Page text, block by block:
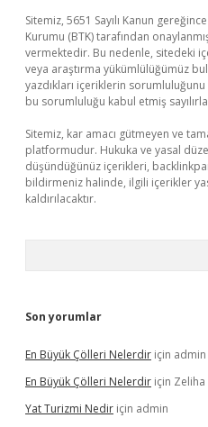
Sitemiz, 5651 Sayılı Kanun
Kurumu (BTK) tarafından
vermektedir. Bu nedenle, sitedeki
veya araştırma yükümlülüğümüz
yazdıkları içeriklerin
bu sorumluluğu kabul etmiş
Sitemiz, kar amacı gütmeyen ve
platformudur. Hukuka ve yasal
düşündüğünüz içerikleri,
bildirmeniz halinde, ilgili içerikler
kaldırılacaktır.
Son yorumlar
En Büyük Çölleri Nelerdir için admin
En Büyük Çölleri Nelerdir için Zeliha
Yat Turizmi Nedir için admin